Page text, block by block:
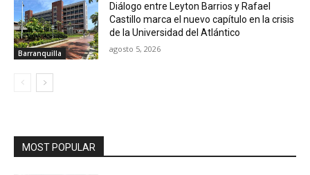
Barranquilla
Diálogo entre Leyton Barrios y Rafael
Castillo marca el nuevo capítulo en la crisis
de la Universidad del Atlántico
agosto 5, 2026
MOST POPULAR